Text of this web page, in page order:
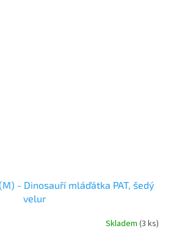
- Dinosauří mláďátka PAT, šedý
velur
Skladem (3 ks)